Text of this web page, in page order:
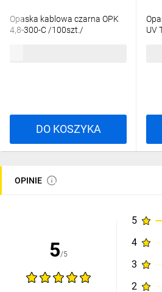
Opaska kablowa czarna OPK
4,8-300-C /100szt./
DO KOSZYKA
UV
OPINIE
5/5
5
4
3
2